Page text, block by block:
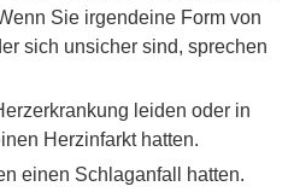
Sie irgendeine Form von
sich unsicher sind, sprechen
leiden oder in
Herzinfarkt hatten.
einen Schlaganfall hatten.